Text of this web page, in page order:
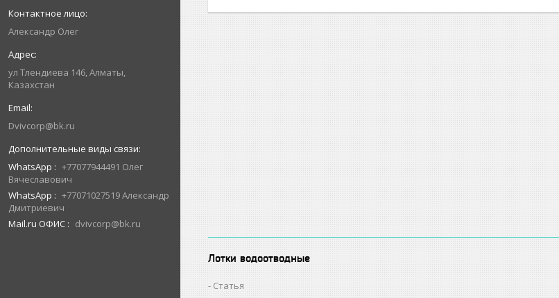
Александр Олег
ул Тлендиева 146, Алматы,
Казахстан
Dvivcorp@bk.ru
WhatsApp
+77077944491 Олег
Вячеславович
WhatsApp
+77071027519 Александр
Дмитриевич
Mail.ru ОФИС
dvivcorp@bk.ru
Лотки водоотводные
Статья